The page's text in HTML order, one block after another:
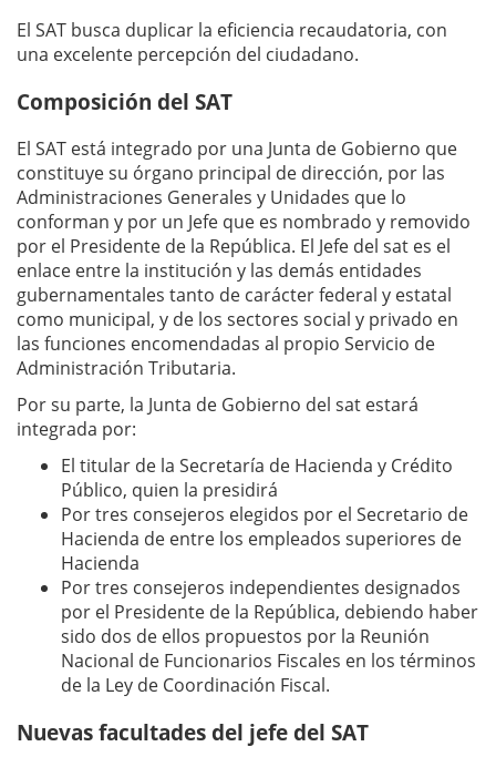
El SAT busca duplicar la eficiencia recaudatoria, con
una excelente percepción del ciudadano.
Composición del SAT
El SAT está integrado por una Junta de Gobierno que
constituye su órgano principal de dirección, por las
Administraciones Generales y Unidades que lo
conforman y por un Jefe que es nombrado y removido
por el Presidente de la República. El Jefe del sat es el
enlace entre la institución y las demás entidades
gubernamentales tanto de carácter federal y estatal
como municipal, y de los sectores social y privado en
las funciones encomendadas al propio Servicio de
Administración Tributaria.
Por su parte, la Junta de Gobierno del sat estará
integrada por:
El titular de la Secretaría de Hacienda y Crédito
Público, quien la presidirá
Por tres consejeros elegidos por el Secretario de
Hacienda de entre los empleados superiores de
Hacienda
Por tres consejeros independientes designados
por el Presidente de la República, debiendo haber
sido dos de ellos propuestos por la Reunión
Nacional de Funcionarios Fiscales en los términos
de la Ley de Coordinación Fiscal.
Nuevas facultades del jefe del SAT